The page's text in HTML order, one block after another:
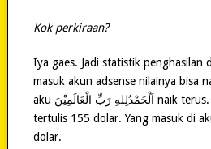
Kok perkiraan?
Iya gaes. Jadi statistik penghasilan
masuk akun adsense nilainya bisa
aku ‎اَلْحَمْدُلِلهِ رَبِّ الْعَالَمِيْنَ naik terus. Di analytics yutub
tertulis 155 dolar. Yang masuk di
dolar.